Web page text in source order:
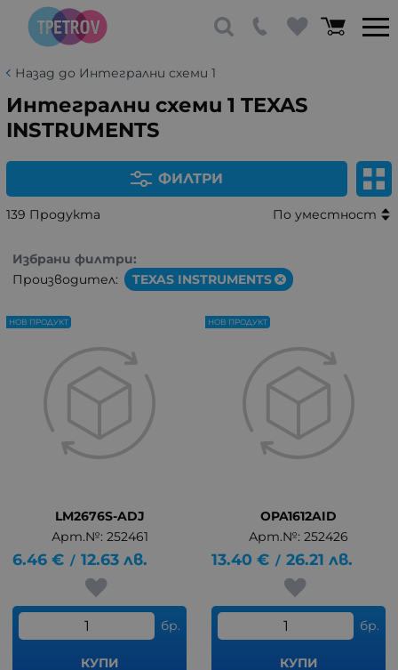
Назад до Интегрални схеми 1
Интегрални схеми 1 TEXAS
INSTRUMENTS
ФИЛТРИ
139 Продукта По уместност
Избрани филтри:
Производител:
TEXAS INSTRUMENTS
LM2676S-ADJ
Арт.№: 252461
6.46 € / 12.63 лв.
бр.
КУПИ
НОВ ПРОДУКТ
OPA1612AID
Арт.№: 252426
13.40 € / 26.21 лв.
бр.
КУПИ
НОВ ПРОДУКТ